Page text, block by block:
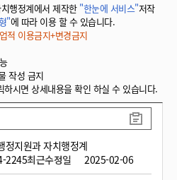
행정계에서 제작한 "한눈에 서비스"저작
"에 따라 이용 할 수 있습니다.
적 이용금지+변경금지
작성 금지
시면 상세내용을 확인 하실 수 있습니다.
정지원과 자치행정계
2245최근수정일 2025-02-06